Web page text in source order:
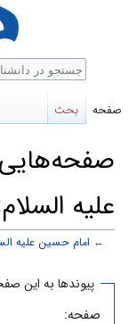
علیه
← امام حسین علیه
پیوندها به این
صفحه:
صفحه بحث
جستجو